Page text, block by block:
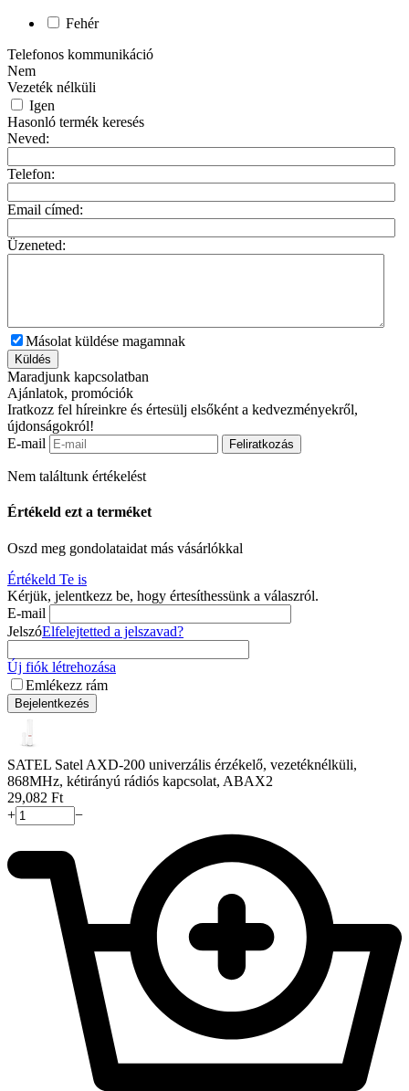
Fehér
Telefonos kommunikáció
Nem
Vezeték nélküli
Igen
Hasonló termék keresés
Neved:
Telefon:
Email címed:
Üzeneted:
Másolat küldése magamnak
Küldés
Maradjunk kapcsolatban
Ajánlatok, promóciók
Iratkozz fel híreinkre és értesülj elsőként a kedvezményekről,
újdonságokról!
E-mail
Feliratkozás
Nem találtunk értékelést
Értékeld ezt a terméket
Oszd meg gondolataidat más vásárlókkal
Értékeld Te is
Kérjük, jelentkezz be, hogy értesíthessünk a válaszról.
E-mail
JelszóElfelejtetted a jelszavad?
Új fiók létrehozása
Emlékezz rám
Bejelentkezés
SATEL Satel AXD-200 univerzális érzékelő, vezetéknélküli,
868MHz, kétirányú rádiós kapcsolat, ABAX2
29,082 Ft
+
−